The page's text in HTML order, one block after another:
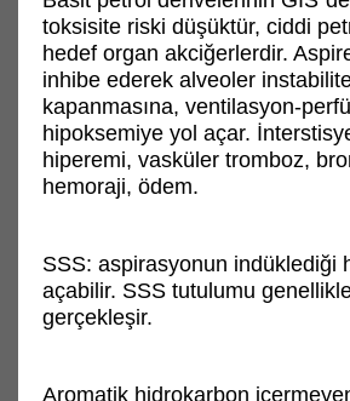
toksisite riski düşüktür, ciddi
hedef organ akciğerlerdir.
inhibe ederek alveoler
kapanmasına, ventilasyon-
hipoksemiye yol açar.
hiperemi, vasküler tromboz,
hemoraji, ödem.
SSS: aspirasyonun indüklediği
açabilir. SSS tutulumu
gerçekleşir.
Aromatik hidrokarbon